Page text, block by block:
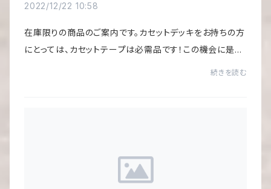
2022/12/22 10:58
在庫限りの商品のご案内です。カセットデッキをお持ちの方
にとっては、カセットテープは必需品です！この機会に是
続きを読む